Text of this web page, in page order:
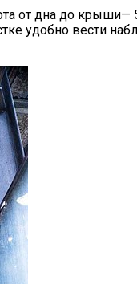
от дна до
удобно вести